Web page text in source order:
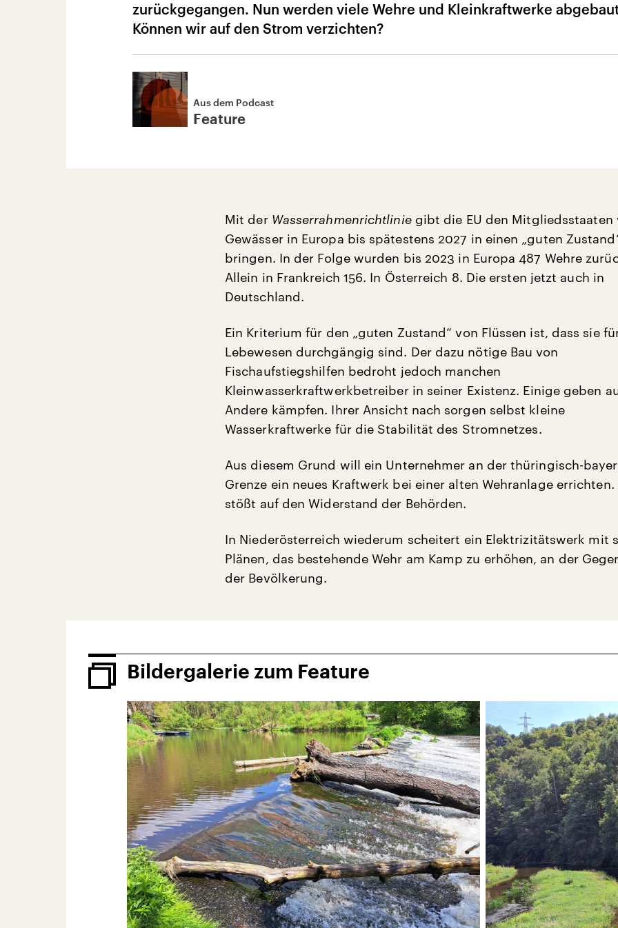
zurückgegangen. Nun werden viele Wehre und Kleinkraftwerke
Können wir auf den Strom verzichten?
Aus dem Podcast
Feature
Mit der Wasserrahmenrichtliniegibt die EU den Mitgliedsstaaten
Gewässer in Europa bis spätestens 2027 in einen „guten
bringen. In der Folge wurden bis 2023 in Europa 487 Wehre
Allein in Frankreich 156. In Österreich 8. Die ersten jetzt auch in
Deutschland.
Ein Kriterium für den „guten Zustand“ von Flüssen ist, dass sie
Lebewesen durchgängig sind. Der dazu nötige Bau von
Fischaufstiegshilfen bedroht jedoch manchen
Kleinwasserkraftwerkbetreiber in seiner Existenz. Einige geben
Andere kämpfen. Ihrer Ansicht nach sorgen selbst kleine
Wasserkraftwerke für die Stabilität des Stromnetzes.
Aus diesem Grund will ein Unternehmer an der thüringisch-
Grenze ein neues Kraftwerk bei einer alten Wehranlage errichten.
stößt auf den Widerstand der Behörden.
In Niederösterreich wiederum scheitert ein Elektrizitätswerk mit
Plänen, das bestehende Wehr am Kamp zu erhöhen, an der
der Bevölkerung.
Bildergalerie zum Feature